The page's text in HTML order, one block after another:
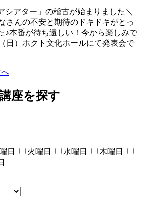
シアター」の稽古が始まりました＼
さんの不安と期待のドキドキがとっ
♪本番が待ち遠しい！今から楽しみで
日）ホクト文化ホールにて発表会で
へ
座を探す
日 火曜日 水曜日
木曜日